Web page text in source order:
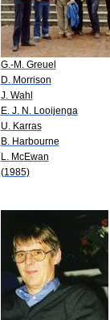
G.-M. Greuel
D. Morrison
J. Wahl
E. J. N. Looijenga
U. Karras
B. Harbourne
L. McEwan
(1985)